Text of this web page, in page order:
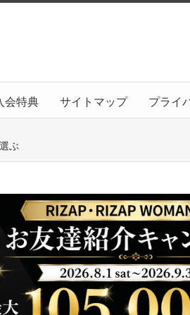
会特典 サイトマップ プライ
ぶ